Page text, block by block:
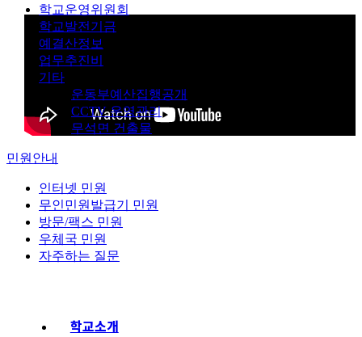
학교운영위원회
학교발전기금
예결산정보
업무추진비
기타
운동부예산집행공개
CCTV 운영관리
무석면 건출물
민원안내
인터넷 민원
무인민원발급기 민원
방문/팩스 민원
우체국 민원
자주하는 질문
학교소개